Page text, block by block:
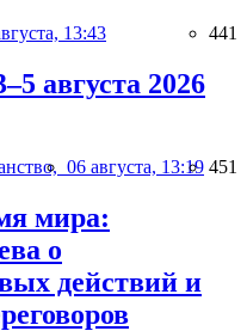
13:43 441
августа 2026
06 августа, 13:19 451
мира:
о
действий и